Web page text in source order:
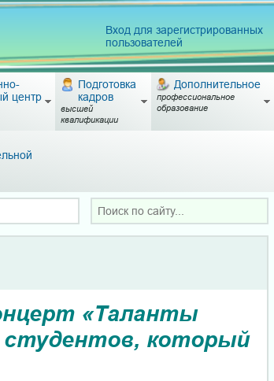
Вход для зарегистрированных
пользователей
центр
Подготовка
кадров
высшей
квалификации
Дополнительное
профессиональное
образование
«Таланты
студентов, который